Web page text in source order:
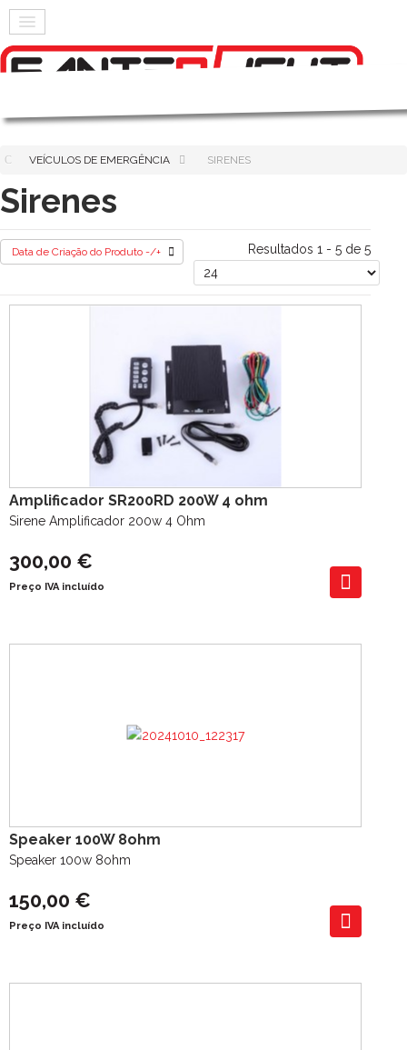
VEÍCULOS DE EMERGÊNCIA SIRENES
Sirenes
Data de Criação do Produto -/+ Resultados 1 - 5 de 5
Amplificador SR200RD 200W 4 ohm
Sirene Amplificador 200w 4 Ohm
300,00 €
Preço IVA incluído
Speaker 100W 8ohm
Speaker 100w 8ohm
150,00 €
Preço IVA incluído